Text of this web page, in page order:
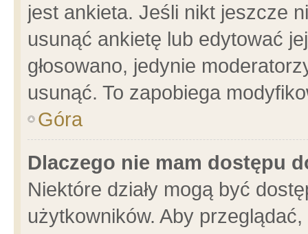
jest ankieta. Jeśli nikt jeszcze
usunąć ankietę lub edytować
głosowano, jedynie
usunąć. To zapobiega
Góra
Dlaczego nie mam dostępu
Niektóre działy mogą być
użytkowników. Aby